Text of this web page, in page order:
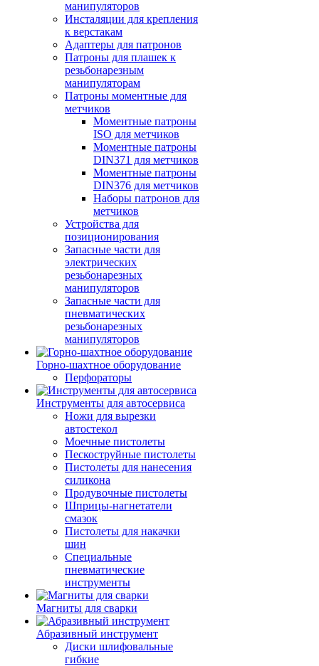
манипуляторов
Инсталяции для крепления
к верстакам
Адаптеры для патронов
Патроны для плашек к
резьбонарезным
манипуляторам
Патроны моментные для
метчиков
Моментные патроны
ISO для метчиков
Моментные патроны
DIN371 для метчиков
Моментные патроны
DIN376 для метчиков
Наборы патронов для
метчиков
Устройства для
позиционирования
Запасные части для
электрических
резьбонарезных
манипуляторов
Запасные части для
пневматических
резьбонарезных
манипуляторов
Горно-шахтное оборудование
Перфораторы
Инструменты для автосервиса
Ножи для вырезки
автостекол
Моечные пистолеты
Пескоструйные пистолеты
Пистолеты для нанесения
силикона
Продувочные пистолеты
Шприцы-нагнетатели
смазок
Пистолеты для накачки
шин
Специальные
пневматические
инструменты
Магниты для сварки
Абразивный инструмент
Диски шлифовальные
гибкие